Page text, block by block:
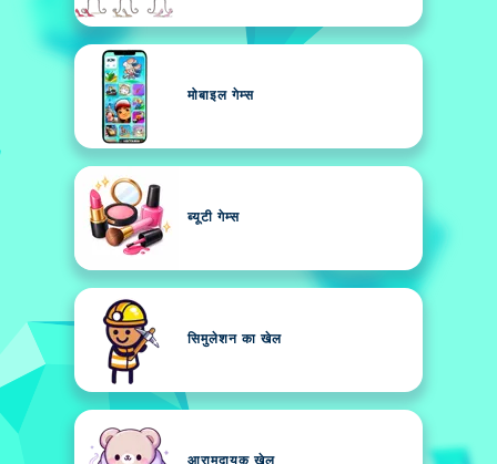
मोबाइल गेम्स
ब्यूटी गेम्स
सिमुलेशन का खेल